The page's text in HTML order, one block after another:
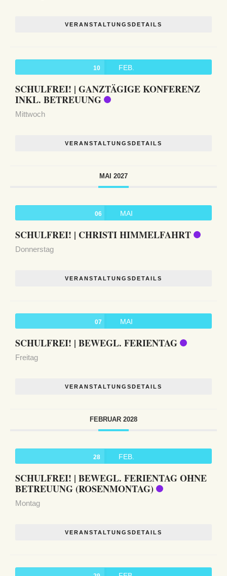
VERANSTALTUNGSDETAILS
10 FEB.
SCHULFREI! | GANZTÄGIGE KONFERENZ
INKL. BETREUUNG
Mittwoch
VERANSTALTUNGSDETAILS
MAI 2027
06 MAI
SCHULFREI! | CHRISTI HIMMELFAHRT
Donnerstag
VERANSTALTUNGSDETAILS
07 MAI
SCHULFREI! | BEWEGL. FERIENTAG
Freitag
VERANSTALTUNGSDETAILS
FEBRUAR 2028
28 FEB.
SCHULFREI! | BEWEGL. FERIENTAG OHNE
BETREUUNG (ROSENMONTAG)
Montag
VERANSTALTUNGSDETAILS